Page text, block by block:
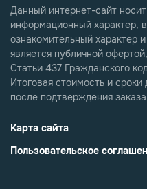
Данный интернет-сайт
информационный характер,
ознакомительный характер
является публичной
Статьи 437 Гражданского
Итоговая стоимость и
после подтверждения
Карта сайта
Пользовательское